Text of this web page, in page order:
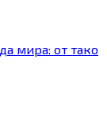
мира: от тако